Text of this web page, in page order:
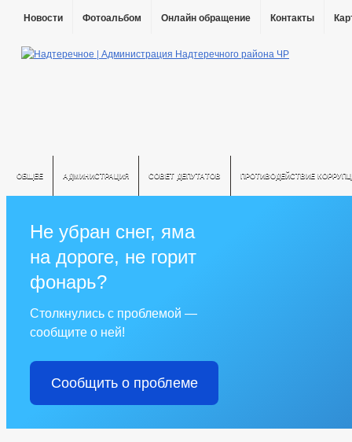
Новости Фотоальбом Онлайн обращение Контакты
ОБЩЕЕ АДМИНИСТРАЦИЯ СОВЕТ ДЕПУТАТОВ ПРОТИВОДЕЙСТВИЕ
Не убран снег, яма
на дороге, не горит
фонарь?
Столкнулись с проблемой —
сообщите о ней!
Сообщить о проблеме